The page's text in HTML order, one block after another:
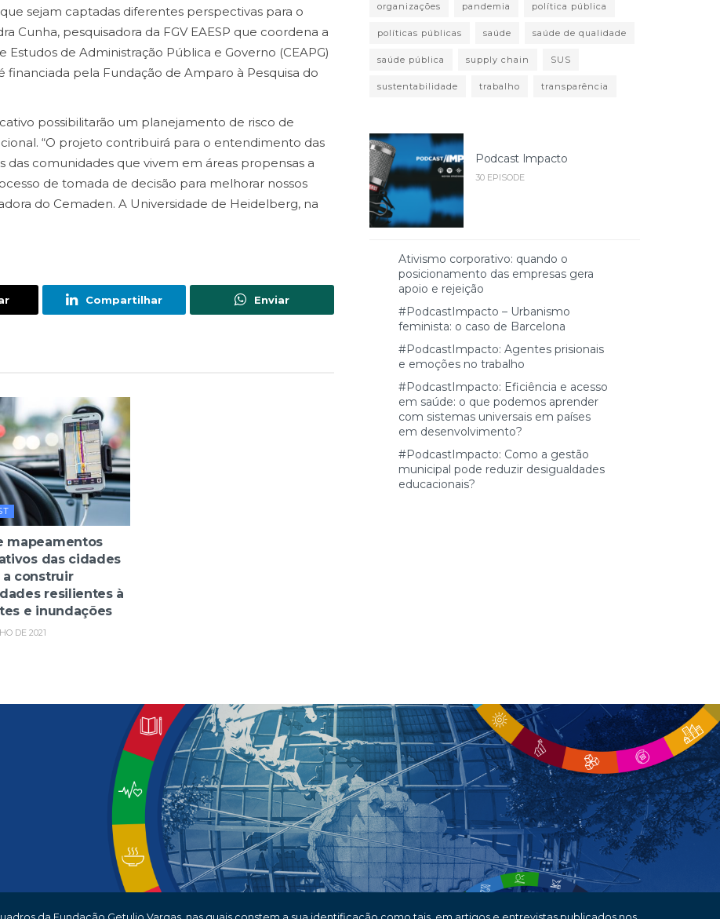
sejam captadas diferentes perspectivas para o
Cunha, pesquisadora da FGV EAESP que coordena a
de Administração Pública e Governo (CEAPG)
financiada pela Fundação de Amparo à Pesquisa do
possibilitarão um planejamento de risco de
“O projeto contribuirá para o entendimento das
das comunidades que vivem em áreas propensas a
de tomada de decisão para melhorar nossos
do Cemaden. A Universidade de Heidelberg, na
Compartilhar Enviar
mapeamentos
das cidades
a construir
resilientes à
e inundações
DE 2021
organizações pandemia política pública
políticas públicas saúde saúde de qualidade
saúde pública supply chain SUS
sustentabilidade trabalho transparência
Podcast Impacto
30 EPISODE
Ativismo corporativo: quando o
posicionamento das empresas gera
apoio e rejeição
#PodcastImpacto – Urbanismo
feminista: o caso de Barcelona
#PodcastImpacto: Agentes prisionais
e emoções no trabalho
#PodcastImpacto: Eficiência e acesso
em saúde: o que podemos aprender
com sistemas universais em países
em desenvolvimento?
#PodcastImpacto: Como a gestão
municipal pode reduzir desigualdades
educacionais?